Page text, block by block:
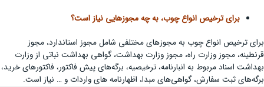
برای ترخیص انواع چوب، به چه مجوزهایی نیاز است؟
برای ترخیص انواع چوب به مجوزهای مختلفی شامل مجوز استاندارد، مجوز
قرنطینه، مجوز وزارت راه، مجوز وزارت بهداشت، گواهی بهداشت نباتی از وزارت
بهداشت اسناد مربوط به انبارنامه، ترخیصیه، برگه‌های پیش فاکتور، فاکتورهای خرید،
برگه‌های ثبت سفارش، گواهی‌های مبدا، اظهارنامه های واردات و … نیاز است.